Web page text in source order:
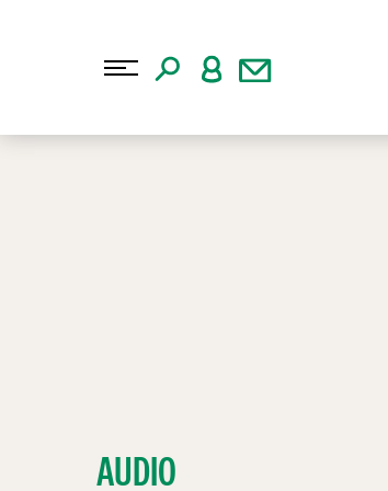
AUDIO